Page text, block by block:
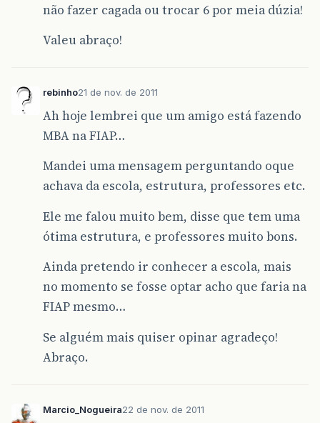
não fazer cagada ou trocar 6 por meia dúzia!
Valeu abraço!
rebinho21 de nov. de 2011
Ah hoje lembrei que um amigo está fazendo
MBA na FIAP…
Mandei uma mensagem perguntando oque
achava da escola, estrutura, professores etc.
Ele me falou muito bem, disse que tem uma
ótima estrutura, e professores muito bons.
Ainda pretendo ir conhecer a escola, mais
no momento se fosse optar acho que faria na
FIAP mesmo…
Se alguém mais quiser opinar agradeço!
Abraço.
Marcio_Nogueira22 de nov. de 2011